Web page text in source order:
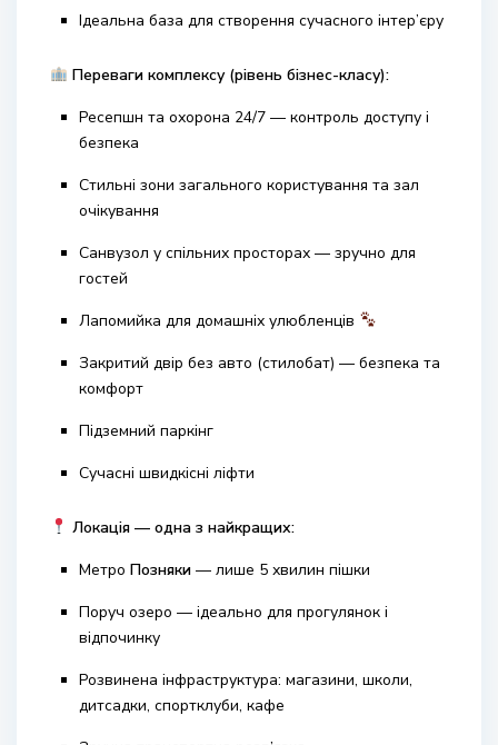
Ідеальна база для створення сучасного інтер’єру
Переваги комплексу (рівень бізнес-класу):
Ресепшн та охорона 24/7 — контроль доступу і
безпека
Стильні зони загального користування та зал
очікування
Санвузол у спільних просторах — зручно для
гостей
Лапомийка для домашніх улюбленців
Закритий двір без авто (стилобат) — безпека та
комфорт
Підземний паркінг
Сучасні швидкісні ліфти
Локація — одна з найкращих:
Метро Позняки — лише 5 хвилин пішки
Поруч озеро — ідеально для прогулянок і
відпочинку
Розвинена інфраструктура: магазини, школи,
дитсадки, спортклуби, кафе